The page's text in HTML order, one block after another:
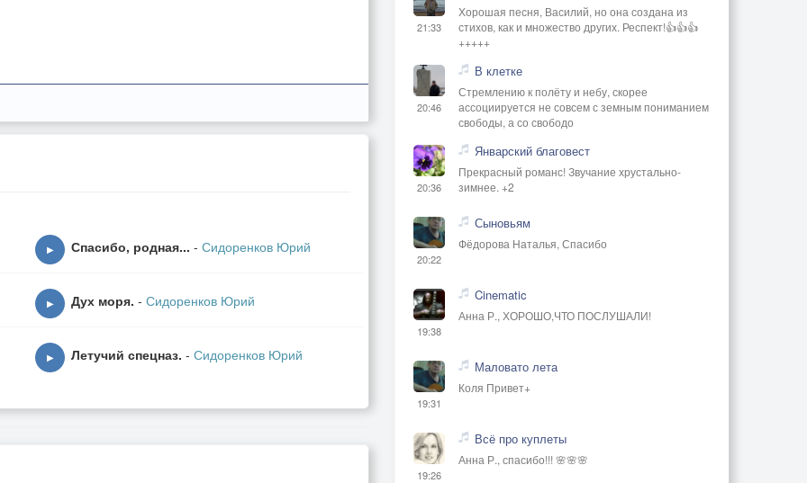
▶ Спасибо, родная... - Сидоренков Юрий
▶ Дух моря. - Сидоренков Юрий
▶ Летучий спецназ. - Сидоренков Юрий
21:33
Хорошая песня, Василий, но она создана из
стихов, как и множество других. Респект!👍👍👍
+++++
20:46
В клетке
Стремлению к полёту и небу, скорее
ассоциируется не совсем с земным пониманием
свободы, а со свободо
20:36
Январский благовест
Прекрасный романс! Звучание хрустально-
зимнее. +2
20:22
Сыновьям
Фёдорова Наталья, Спасибо
19:38
Cinematic
Анна Р., ХОРОШО,ЧТО ПОСЛУШАЛИ!
19:31
Маловато лета
Коля Привет+
19:26
Всё про куплеты
Анна Р., спасибо!!! 🌸🌸🌸